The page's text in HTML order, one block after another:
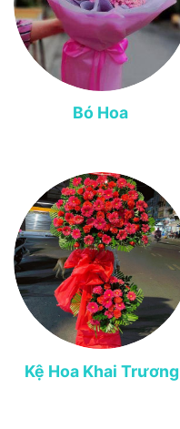
Bó Hoa
Kệ Hoa Khai Trương